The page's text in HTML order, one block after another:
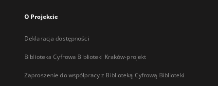
O Projekcie
Deklaracja dostępności
Biblioteka Cyfrowa Biblioteki Kraków-projekt
Zaproszenie do współpracy z Biblioteką Cyfrową Biblioteki